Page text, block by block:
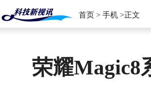
首页 > 手机 >正文
荣耀Magic8